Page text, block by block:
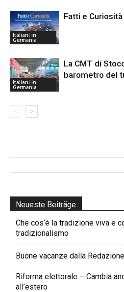
Italiani in
Germania
Fatti e Curiosità
Italiani in
Germania
La CMT di
barometro del
Neueste Beiträge
Che cos’è la tradizione viva e
tradizionalismo
Buone vacanze dalla
Riforma elettorale – Cambia
all’estero